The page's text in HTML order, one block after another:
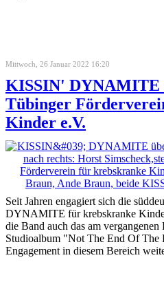
Mittwoch, 26 Januar 2022 16:20
KISSIN' DYNAMITE
Tübinger
Kinder e.V.
Seit Jahren engagiert sich die
DYNAMITE für krebskranke
die Band auch das am
Studioalbum "Not The End Of The
Engagement in diesem Bereich